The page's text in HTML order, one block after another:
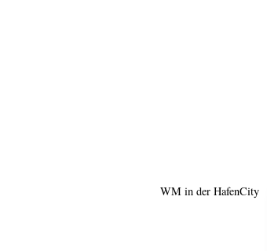
WM in der HafenCity